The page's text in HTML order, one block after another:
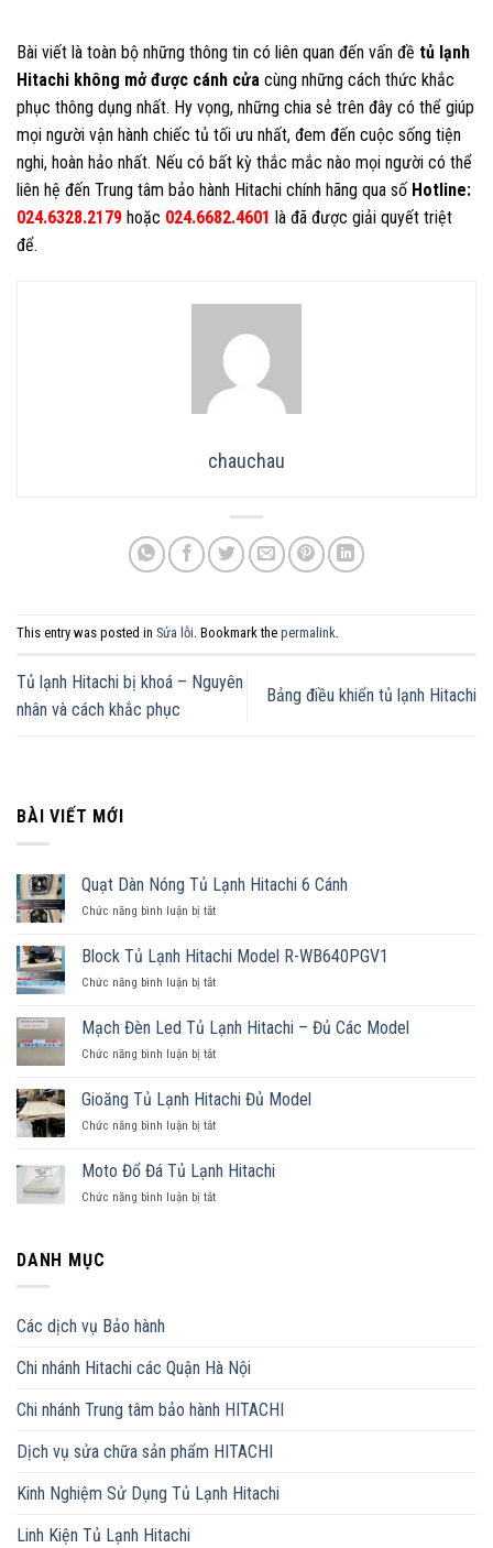
Bài viết là toàn bộ những thông tin có liên quan đến vấn đề tủ lạnh
Hitachi không mở được cánh cửa cùng những cách thức khắc
phục thông dụng nhất. Hy vọng, những chia sẻ trên đây có thể giúp
mọi người vận hành chiếc tủ tối ưu nhất, đem đến cuộc sống tiện
nghi, hoàn hảo nhất. Nếu có bất kỳ thắc mắc nào mọi người có thể
liên hệ đến Trung tâm bảo hành Hitachi chính hãng qua số Hotline:
024.6328.2179 hoặc 024.6682.4601 là đã được giải quyết triệt
để.
chauchau
This entry was posted in Sửa lỗi . Bookmark the permalink
Tủ lạnh Hitachi bị khoá – Nguyên
nhân và cách khắc phục
Bảng điều khiển tủ lạnh Hitachi
BÀI VIẾT MỚI
Quạt Dàn Nóng Tủ Lạnh Hitachi 6 Cánh
Chức năng bình luận bị tắt
Dàn
Nóng
Hitachi
6
Block Tủ Lạnh Hitachi Model R-WB640PGV1
Chức năng bình luận bị tắt
Lạnh
R-
Mạch Đèn Led Tủ Lạnh Hitachi – Đủ Các Model
Chức năng bình luận bị tắt
Đèn
Led
Hitachi
Gioăng Tủ Lạnh Hitachi Đủ Model
Chức năng bình luận bị tắt
Tủ
Lạnh
Moto Đổ Đá Tủ Lạnh Hitachi
Chức năng bình luận bị tắt
DANH MỤC
Các dịch vụ Bảo hành
Chi nhánh Hitachi các Quận Hà Nội
Chi nhánh Trung tâm bảo hành HITACHI
Dịch vụ sửa chữa sản phẩm HITACHI
Kinh Nghiệm Sử Dụng Tủ Lạnh Hitachi
Linh Kiện Tủ Lạnh Hitachi